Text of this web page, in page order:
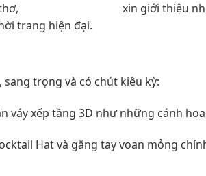
xin giới thiệu
trang hiện đại.
trọng và có chút kiêu kỳ:
váy xếp tầng 3D như những cánh
Hat và găng tay voan mỏng